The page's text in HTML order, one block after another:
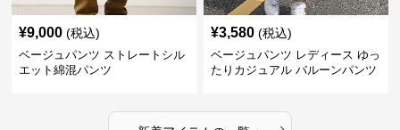
¥9,000 (税込)
ベージュパンツ ストレートシル
エット綿混パンツ
¥3,580 (税込)
ベージュパンツ レディース ゆっ
たりカジュアル バルーンパンツ